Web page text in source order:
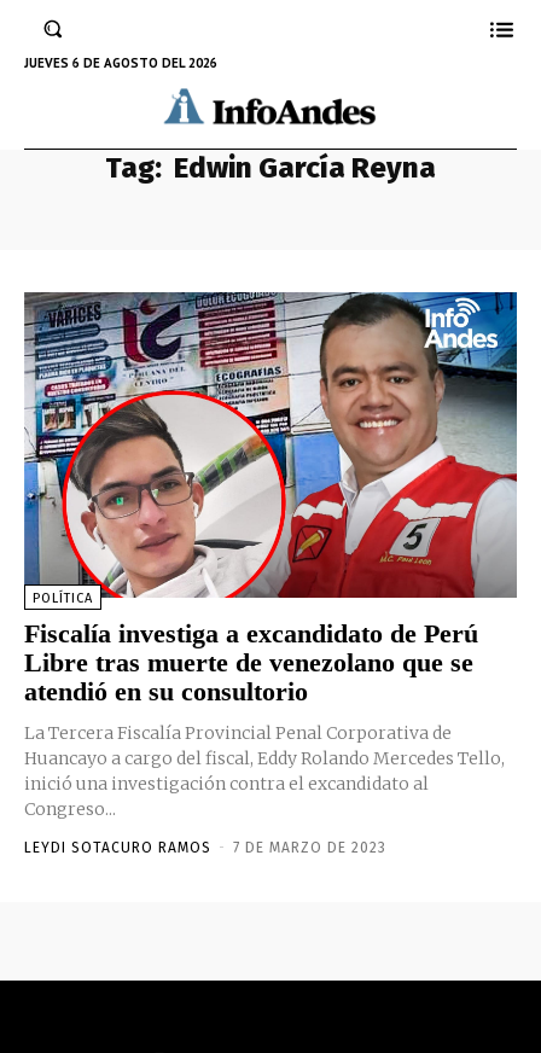
JUEVES 6 DE AGOSTO DEL 2026
Tag: Edwin García Reyna
POLÍTICA
Fiscalía investiga a excandidato de Perú
Libre tras muerte de venezolano que se
atendió en su consultorio
La Tercera Fiscalía Provincial Penal Corporativa de
Huancayo a cargo del fiscal, Eddy Rolando Mercedes Tello,
inició una investigación contra el excandidato al
Congreso...
LEYDI SOTACURO RAMOS - 7 DE MARZO DE 2023